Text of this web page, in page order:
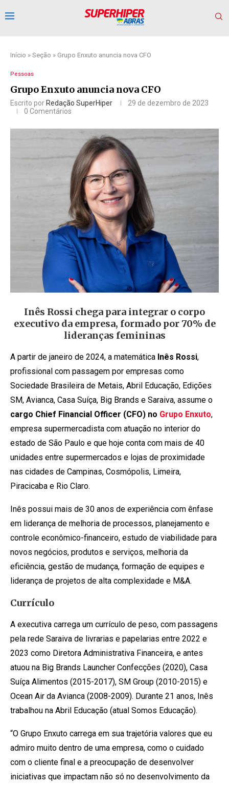
Início » Seção » Grupo Enxuto anuncia nova CFO
Pessoas
Grupo Enxuto anuncia nova CFO
Escrito porRedação SuperHiper
29 de dezembro de 2023
0 Comentários
Inês Rossi chega para integrar o corpo
executivo da empresa, formado por 70% de
lideranças femininas
A partir de janeiro de 2024, a matemática Inês Rossi,
profissional com passagem por empresas como
Sociedade Brasileira de Metais, Abril Educação, Edições
SM, Avianca, Casa Suíça, Big Brands e Saraiva, assume o
cargo Chief Financial Officer (CFO) no Grupo Enxuto,
empresa supermercadista com atuação no interior do
estado de São Paulo e que hoje conta com mais de 40
unidades entre supermercados e lojas de proximidade
nas cidades de Campinas, Cosmópolis, Limeira,
Piracicaba e Rio Claro.
Inês possui mais de 30 anos de experiência com ênfase
em liderança de melhoria de processos, planejamento e
controle econômico-financeiro, estudo de viabilidade para
novos negócios, produtos e serviços, melhoria da
eficiência, gestão de mudança, formação de equipes e
liderança de projetos de alta complexidade e M&A.
Currículo
A executiva carrega um currículo de peso, com passagens
pela rede Saraiva de livrarias e papelarias entre 2022 e
2023 como Diretora Administrativa Financeira, e antes
atuou na Big Brands Launcher Confecções (2020), Casa
Suíça Alimentos (2015-2017), SM Group (2010-2015) e
Ocean Air da Avianca (2008-2009). Durante 21 anos, Inês
trabalhou na Abril Educação (atual Somos Educação).
“O Grupo Enxuto carrega em sua trajetória valores que eu
admiro muito dentro de uma empresa, como o cuidado
com o cliente final e a preocupação de desenvolver
iniciativas que impactam não só no desenvolvimento da